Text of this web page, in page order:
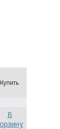
Купить
В